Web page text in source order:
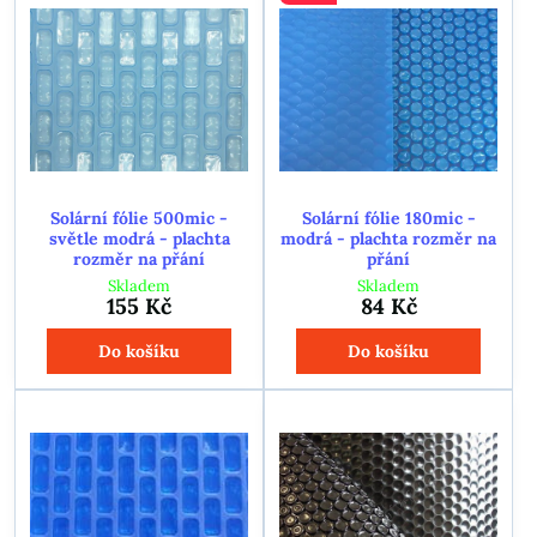
Solární fólie 500mic -
světle modrá - plachta
rozměr na přání
Skladem
155 Kč
Do košíku
Solární fólie 180mic -
modrá - plachta rozměr na
přání
Skladem
84 Kč
Do košíku